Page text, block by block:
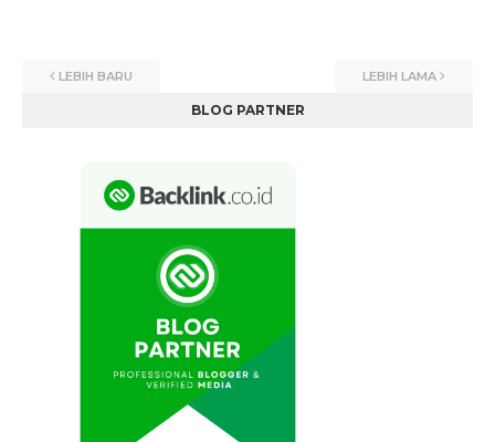
LEBIH BARU LEBIH LAMA
BLOG PARTNER